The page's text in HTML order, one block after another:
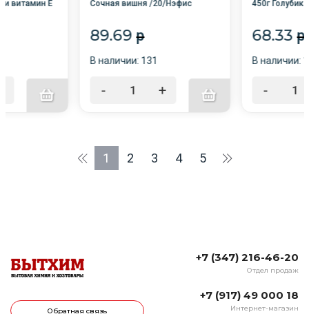
витамин Е
Сочная вишня /20/Нэфис
89.69 p
В наличии: 131
- +
450г
68.33 p
В наличии:
-
1 2 3 4 5
Обратная связь
+7 (347) 216-46-20
Отдел продаж
+7 (917) 49 000 18
Интернет-магазин